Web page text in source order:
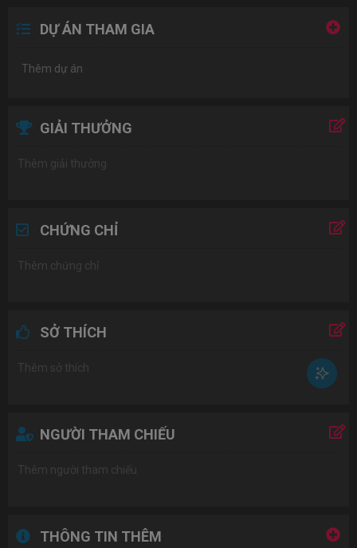
DỰ ÁN THAM GIA
Thêm dự án
GIẢI THƯỞNG
CHỨNG CHỈ
SỞ THÍCH
NGƯỜI THAM CHIẾU
THÔNG TIN THÊM